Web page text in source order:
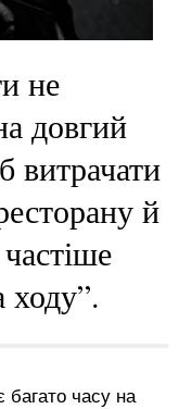
не
довгий
витрачати
й
часу на